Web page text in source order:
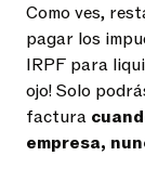
Como ves,
pagar los
IRPF para
ojo! Solo
factura
empresa,